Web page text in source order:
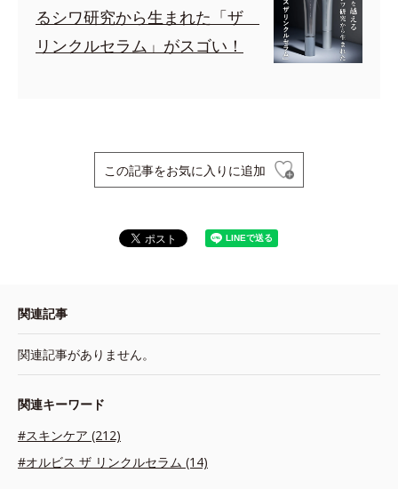
るシワ研究から生まれた「ザ
リンクルセラム」がスゴい！
この記事をお気に入りに追加
関連記事
関連記事がありません。
関連キーワード
#スキンケア (212)
#オルビス ザ リンクルセラム (14)